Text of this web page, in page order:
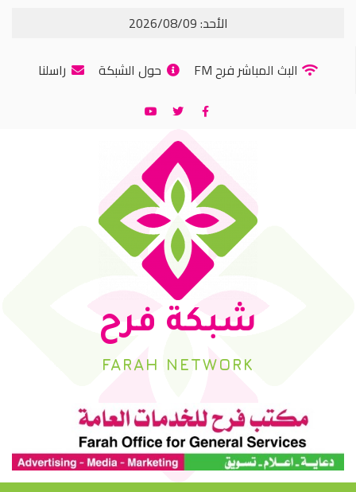
الأحد: 2026/08/09
البث المباشر فرح FM
حول الشبكة راسلنا
شبكة فرح
FARAH NETWORK